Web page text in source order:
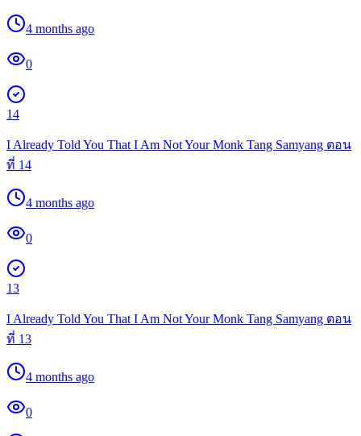
4 months ago
0
14
I Already Told You That I Am Not Your Monk Tang Samyang ตอน
ที่ 14
4 months ago
0
13
I Already Told You That I Am Not Your Monk Tang Samyang ตอน
ที่ 13
4 months ago
0